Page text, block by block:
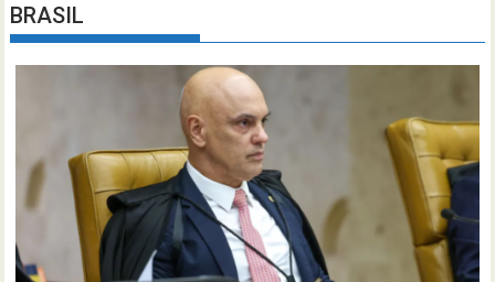
BRASIL